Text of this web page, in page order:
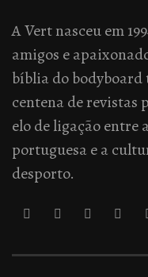
A Vert nasceu em
amigos e
bíblia do bodyboard
centena de revistas
elo de ligação entre
portuguesa e a
desporto.